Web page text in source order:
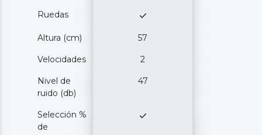
Ruedas
Altura (cm) 57
Velocidades 2
Nivel de
ruido (db)
47
Selección %
de